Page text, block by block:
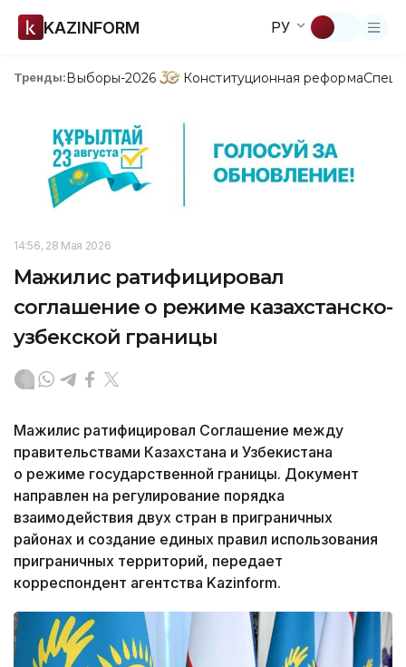
KAZINFORM РУ
Тренды:Выборы-2026 Конституционная реформа
14:56, 28 Мая 2026
Мажилис ратифицировал
соглашение о режиме казахстанско-
узбекской границы
Мажилис ратифицировал Соглашение между
правительствами Казахстана и Узбекистана
о режиме государственной границы. Документ
направлен на регулирование порядка
взаимодействия двух стран в приграничных
районах и создание единых правил использования
приграничных территорий, передает
корреспондент агентства Kazinform.